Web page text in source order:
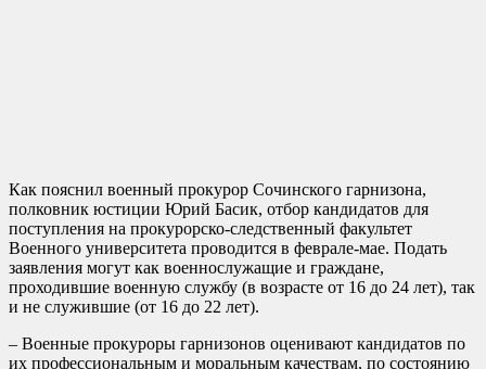
Как пояснил военный прокурор Сочинского гарнизона,
полковник юстиции Юрий Басик, отбор кандидатов для
поступления на прокурорско-следственный факультет
Военного университета проводится в феврале-мае. Подать
заявления могут как военнослужащие и граждане,
проходившие военную службу (в возрасте от 16 до 24 лет), так
и не служившие (от 16 до 22 лет).
– Военные прокуроры гарнизонов оценивают кандидатов по
их профессиональным и моральным качествам, по состоянию